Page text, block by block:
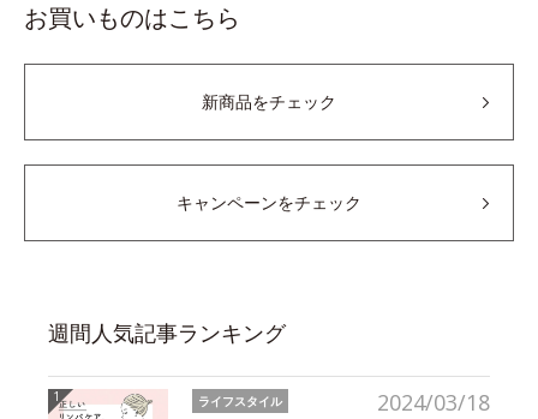
お買いものはこちら
新商品をチェック
キャンペーンをチェック
週間人気記事ランキング
2024/03/18
ライフスタイル